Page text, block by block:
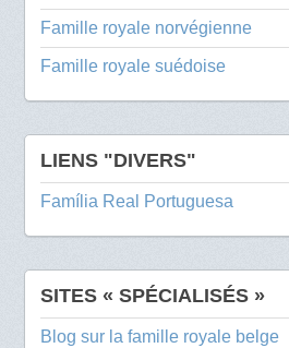
Famille royale norvégienne
Famille royale suédoise
LIENS "DIVERS"
Família Real Portuguesa
SITES « SPÉCIALISÉS »
Blog sur la famille royale belge